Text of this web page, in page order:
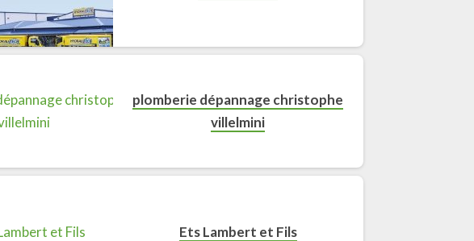
plomberie dépannage christophe
villelmini
Ets Lambert et Fils